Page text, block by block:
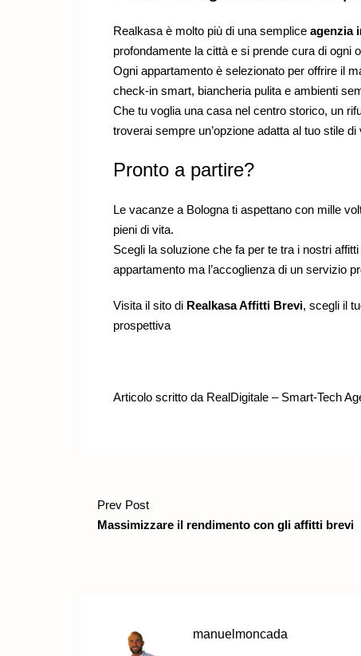
Realkasa è molto più di una semplice agenzia
profondamente la città e si prende cura di ogni
Ogni appartamento è selezionato per offrire il
check-in smart, biancheria pulita e ambienti
Che tu voglia una casa nel centro storico, un
troverai sempre un’opzione adatta al tuo stile di
Pronto a partire?
Le vacanze a Bologna ti aspettano con mille
pieni di vita.
Scegli la soluzione che fa per te tra i nostri
appartamento ma l’accoglienza di un servizio
Visita il sito di Realkasa Affitti Brevi, scegli il
prospettiva
Articolo scritto da RealDigitale – Smart-Tech
Prev Post
Massimizzare il rendimento con gli affitti brevi
manuelmoncada